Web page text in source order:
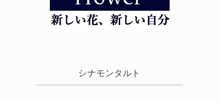
シナモンタルト